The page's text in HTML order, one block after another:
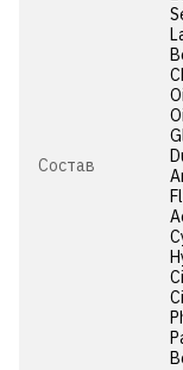
Состав